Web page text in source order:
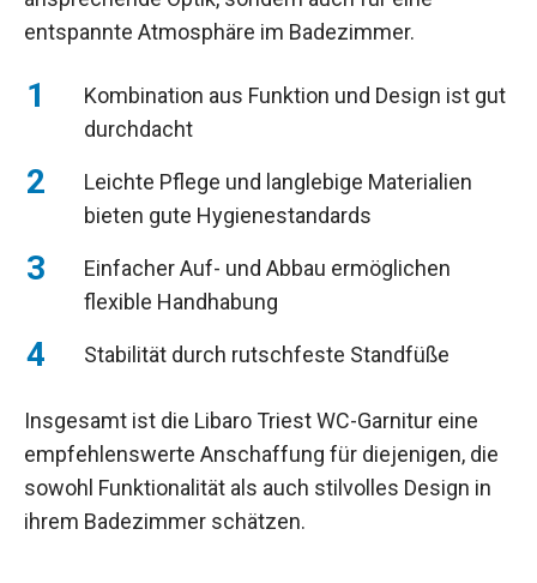
entspannte Atmosphäre im Badezimmer.
Kombination aus Funktion und Design ist gut
durchdacht
Leichte Pflege und langlebige Materialien
bieten gute Hygienestandards
Einfacher Auf- und Abbau ermöglichen
flexible Handhabung
Stabilität durch rutschfeste Standfüße
Insgesamt ist die Libaro Triest WC-Garnitur eine
empfehlenswerte Anschaffung für diejenigen, die
sowohl Funktionalität als auch stilvolles Design in
ihrem Badezimmer schätzen.